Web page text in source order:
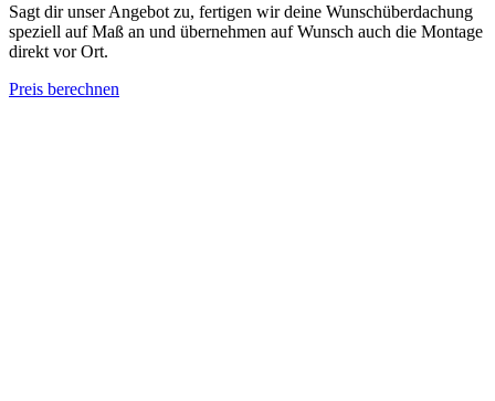
Sagt dir unser Angebot zu, fertigen wir deine Wunschüberdachung
speziell auf Maß an und übernehmen auf Wunsch auch die Montage
direkt vor Ort.
Preis berechnen